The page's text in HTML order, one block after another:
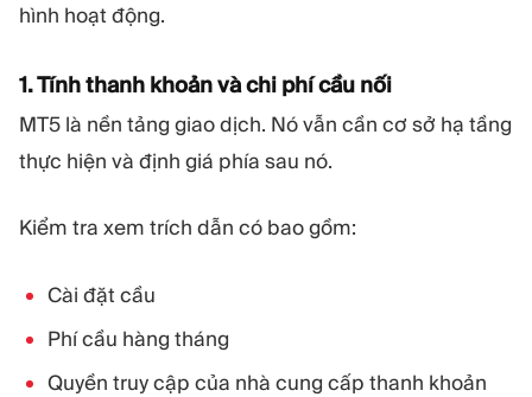
hình hoạt động.
1. Tính thanh khoản và chi phí cầu nối
MT5 là nền tảng giao dịch. Nó vẫn cần cơ sở hạ tầng
thực hiện và định giá phía sau nó.
Kiểm tra xem trích dẫn có bao gồm:
Cài đặt cầu
Phí cầu hàng tháng
Quyền truy cập của nhà cung cấp thanh khoản